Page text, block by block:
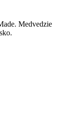
Medvedzie